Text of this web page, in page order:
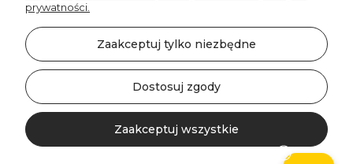
©2026 Wszelkie Prawa Zastrzeżone | DECORDRUK
prywatności.
Zaakceptuj tylko niezbędne
Dostosuj zgody
Zaakceptuj wszystkie